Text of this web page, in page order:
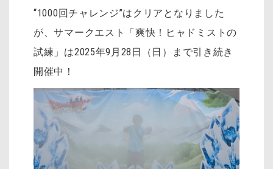
“1000回チャレンジ”はクリアとなりました
が、サマークエスト「爽快！ヒャドミストの
試練」は2025年9月28日（日）まで引き続き
開催中！